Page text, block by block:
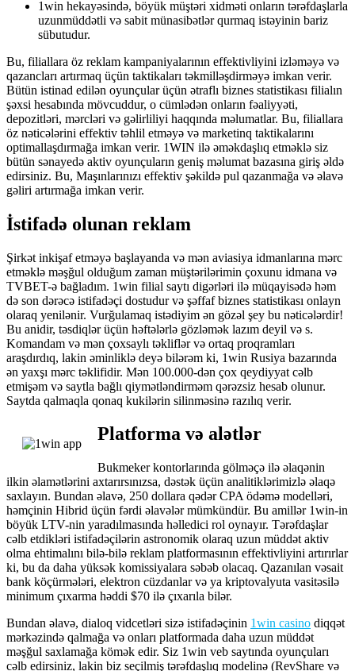
1win hekayəsində, böyük müştəri xidməti onların tərəfdaşlarla
uzunmüddətli və sabit münasibətlər qurmaq istəyinin bariz
sübutudur.
Bu, filiallara öz reklam kampaniyalarının effektivliyini izləməyə və
qazancları artırmaq üçün taktikaları təkmilləşdirməyə imkan verir.
Bütün istinad edilən oyunçular üçün ətraflı biznes statistikası filialın
şəxsi hesabında mövcuddur, o cümlədən onların fəaliyyəti,
depozitləri, mərcləri və gəlirliliyi haqqında məlumatlar. Bu, filiallara
öz nəticələrini effektiv təhlil etməyə və marketinq taktikalarını
optimallaşdırmağa imkan verir. 1WIN ilə əməkdaşlıq etməklə siz
bütün sənayedə aktiv oyunçuların geniş məlumat bazasına giriş əldə
edirsiniz. Bu, Maşınlarınızı effektiv şəkildə pul qazanmağa və əlavə
gəliri artırmağa imkan verir.
İstifadə olunan reklam
Şirkət inkişaf etməyə başlayanda və mən aviasiya idmanlarına mərc
etməklə məşğul olduğum zaman müştərilərimin çoxunu idmana və
TVBET-ə bağladım. 1win filial saytı digərləri ilə müqayisədə həm
də son dərəcə istifadəçi dostudur və şəffaf biznes statistikası onlayn
olaraq yenilənir. Vurğulamaq istədiyim ən gözəl şey bu nəticələrdir!
Bu anidir, təsdiqlər üçün həftələrlə gözləmək lazım deyil və s.
Komandam və mən çoxsaylı təkliflər və ortaq proqramları
araşdırdıq, lakin əminliklə deyə bilərəm ki, 1win Rusiya bazarında
ən yaxşı mərc təklifidir. Mən 100.000-dən çox qeydiyyat cəlb
etmişəm və saytla bağlı qiymətləndirməm qərəzsiz hesab olunur.
Saytda qalmaqla qonaq kukilərin silinməsinə razılıq verir.
Platforma və alətlər
Bukmeker kontorlarında gölməçə ilə əlaqənin
ilkin əlamətlərini axtarırsınızsa, dəstək üçün analitiklərimizlə əlaqə
saxlayın. Bundan əlavə, 250 dollara qədər CPA ödəmə modelləri,
həmçinin Hibrid üçün fərdi əlavələr mümkündür. Bu amillər 1win-in
böyük LTV-nin yaradılmasında həlledici rol oynayır. Tərəfdaşlar
cəlb etdikləri istifadəçilərin astronomik olaraq uzun müddət aktiv
olma ehtimalını bilə-bilə reklam platformasının effektivliyini artırırlar
ki, bu da daha yüksək komissiyalara səbəb olacaq. Qazanılan vəsait
bank köçürmələri, elektron cüzdanlar və ya kriptovalyuta vasitəsilə
minimum çıxarma həddi $70 ilə çıxarıla bilər.
Bundan əlavə, dialoq vidcetləri sizə istifadəçinin 1win casino diqqət
mərkəzində qalmağa və onları platformada daha uzun müddət
məşğul saxlamağa kömək edir. Siz 1win veb saytında oyunçuları
cəlb edirsiniz, lakin biz seçilmiş tərəfdaşlıq modelinə (RevShare və